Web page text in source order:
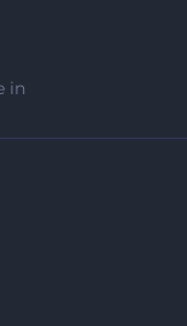
in